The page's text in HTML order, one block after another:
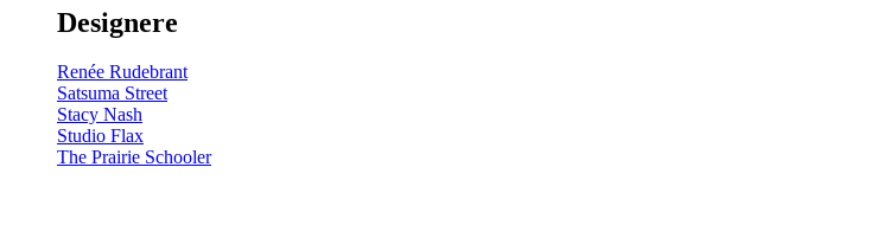
Designere
Renée Rudebrant
Satsuma Street
Stacy Nash
Studio Flax
The Prairie Schooler